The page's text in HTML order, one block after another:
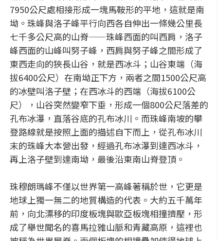
7950公尺處相接形成一塊馬鞍形的平地，這就是南
坳。珠峰與洛子峰平行向西各自伸出一條幾公里長
七千多公尺高的山脊——珠峰西面的叫西肩，洛子
峰西面的山峰叫努子峰，西肩與努子峰之間形成了
東西走向的狹長山谷，就是西冰斗；山谷東端（海
拔6400公尺）在南坳正下方，兩者之間1500公尺高
的冰壁叫洛子壁；在西冰斗的西端（海拔6100公
尺），山谷突然變窄下垂，形成一個800公尺落差的
孔布冰瀑，直落谷底的孔布冰川。而珠峰南坡的攀
登路線就是按照上面的描述自下而上，從孔布冰川
末的珠峰大本營出發，經過孔布冰瀑到達西冰斗，
再上洛子壁到達南坳，最後沿東南山脊登頂。
珠穆朗瑪峰不僅以世界第一高峰著稱於世，它更是
地球上獨一無二的地質構造的代表。大約五千萬年
前，向北漂移的印度板塊與歐亞板塊相撞擠壓，形
成了舉世聞名的喜馬拉雅山脈和青藏高原，這裡也